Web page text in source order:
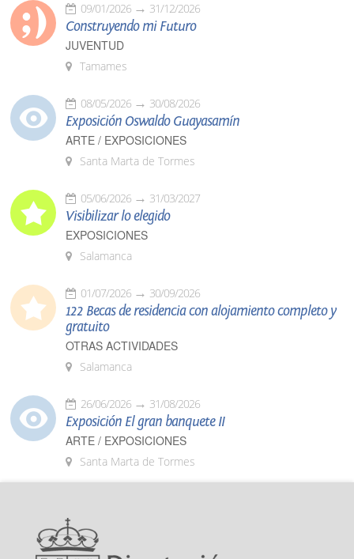
09/01/2026 31/12/2026
Construyendo mi Futuro
JUVENTUD
Tamames
08/05/2026 30/08/2026
Exposición Oswaldo Guayasamín
ARTE / EXPOSICIONES
Santa Marta de Tormes
05/06/2026 31/03/2027
Visibilizar lo elegido
EXPOSICIONES
Salamanca
01/07/2026 30/09/2026
122 Becas de residencia con alojamiento completo y
gratuito
OTRAS ACTIVIDADES
Salamanca
26/06/2026 31/08/2026
Exposición El gran banquete II
ARTE / EXPOSICIONES
Santa Marta de Tormes